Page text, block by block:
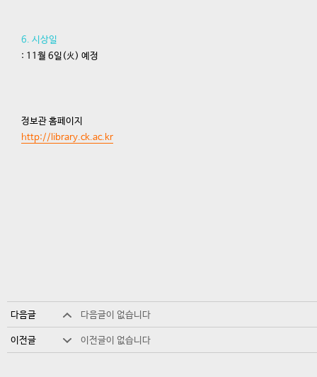
6. 시상일
: 11월 6일(火) 예정
정보관 홈페이지
http://library.ck.ac.kr
다음글 다음글이 없습니다
이전글 이전글이 없습니다